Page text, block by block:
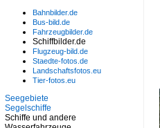
Bahnbilder.de
Bus-bild.de
Fahrzeugbilder.de
Schiffbilder.de
Flugzeug-bild.de
Staedte-fotos.de
Landschaftsfotos.eu
Tier-fotos.eu
Seegebiete
Segelschiffe
Schiffe und andere